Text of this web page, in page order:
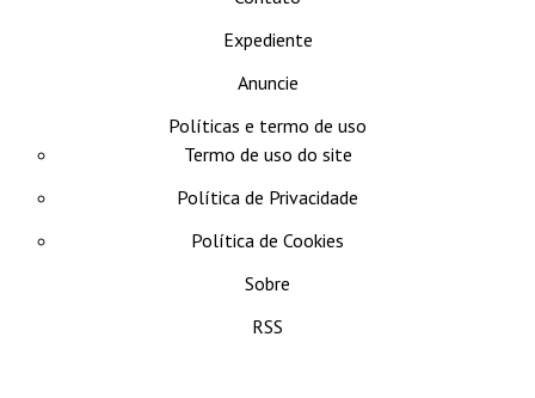
Expediente
Anuncie
Políticas e termo de uso
Termo de uso do site
Política de Privacidade
Política de Cookies
Sobre
RSS